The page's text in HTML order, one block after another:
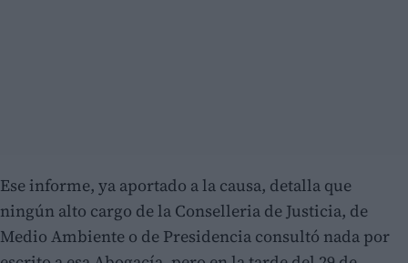
Ese informe, ya aportado a la causa, detalla que
ningún alto cargo de la Conselleria de Justicia, de
Medio Ambiente o de Presidencia consultó nada por